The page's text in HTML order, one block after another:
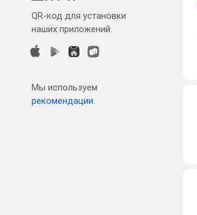
QR-код для установки
наших приложений.
Мы используем
рекомендации.